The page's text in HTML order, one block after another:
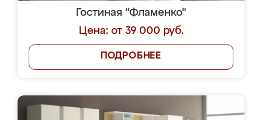
Гостиная "Фламенко"
Цена: от 39 000 руб.
ПОДРОБНЕЕ